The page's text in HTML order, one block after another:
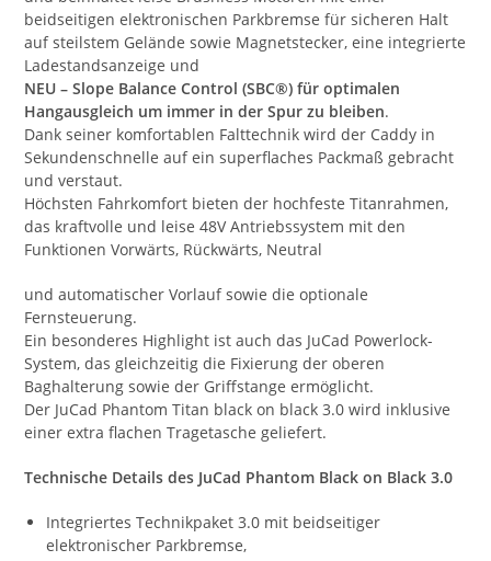
beidseitigen elektronischen Parkbremse für sicheren Halt
auf steilstem Gelände sowie Magnetstecker, eine integrierte
Ladestandsanzeige und
NEU – Slope Balance Control (SBC®) für optimalen
Hangausgleich um immer in der Spur zu bleiben.
Dank seiner komfortablen Falttechnik wird der Caddy in
Sekundenschnelle auf ein superflaches Packmaß gebracht
und verstaut.
Höchsten Fahrkomfort bieten der hochfeste Titanrahmen,
das kraftvolle und leise 48V Antriebssystem mit den
Funktionen Vorwärts, Rückwärts, Neutral
und automatischer Vorlauf sowie die optionale
Fernsteuerung.
Ein besonderes Highlight ist auch das JuCad Powerlock-
System, das gleichzeitig die Fixierung der oberen
Baghalterung sowie der Griffstange ermöglicht.
Der JuCad Phantom Titan black on black 3.0 wird inklusive
einer extra flachen Tragetasche geliefert.
Technische Details des JuCad Phantom Black on Black 3.0
Integriertes Technikpaket 3.0 mit beidseitiger
elektronischer Parkbremse,